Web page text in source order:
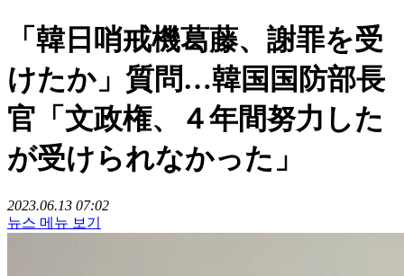
「韓日哨戒機葛藤、謝罪を受
けたか」質問…韓国国防部長
官「文政権、４年間努力した
が受けられなかった」
2023.06.13 07:02
뉴스 메뉴 보기